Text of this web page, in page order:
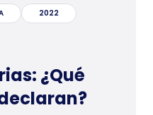
2022
¿Qué